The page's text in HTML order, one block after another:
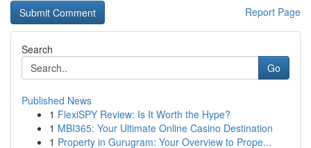
Report Page
Search
Go
Published News
1 FlexiSPY Review: Is It Worth the Hype?
1 MBI365: Your Ultimate Online Casino Destination
1 Property in Gurugram: Your Overview to Prope...